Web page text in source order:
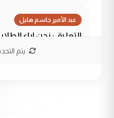
عبد الأمير جاسم هليل
التعليق : نحن اباء
نتشرف بلقاء السيد
يتم